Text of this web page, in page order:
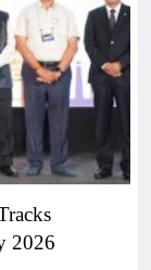
2026